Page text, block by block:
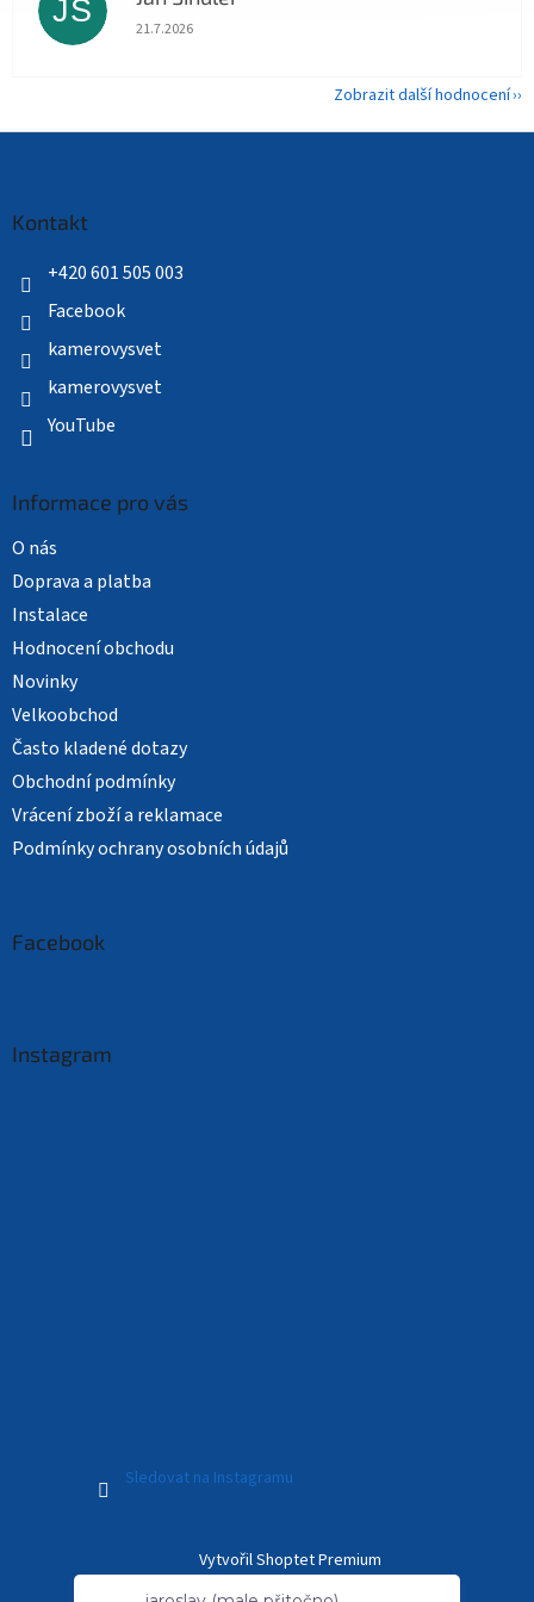
JŠ Hodnocení obchodu je 5 z 5 hvězdiček.
21.7.2026
Zobrazit další hodnocení
Kontakt
+420 601 505 003
Facebook
kamerovysvet
kamerovysvet
YouTube
Informace pro vás
O nás
Doprava a platba
Instalace
Hodnocení obchodu
Novinky
Velkoobchod
Často kladené dotazy
Obchodní podmínky
Vrácení zboží a reklamace
Podmínky ochrany osobních údajů
Facebook
Instagram
Sledovat na Instagramu
Vytvořil Shoptet Premium
jaroslav (male přitočno)